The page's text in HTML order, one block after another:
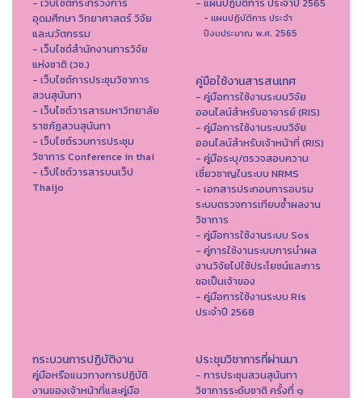
อุดมศึกษา วิทยาศาสตร์ วิจัย
และนวัตกรรม
- เว็บไซต์สำนักงานการวิจัย
แห่งชาติ (วช.)
- เว็บไซต์การประชุมวิชาการ
สวนสุนันทา
- เว็บไซต์วารสารมหาวิทยาลัย
ราชภัฏสวนสุนันทา
- เว็บไซต์รวมการประชุม
วิชาการ Conference in thai
- เว็ปไซต์วารสารบนเว็ป
Thaijo
- แผนปฏิบัติการ ประจำ
ปีงบประมาณ พ.ศ. 2565
คู่มือใช้งานสารสนเทศ
- คู่มือการใช้งานระบบวิจัย
ออนไลน์สำหรับอาจารย์ (RIS)
- คู่มือการใช้งานระบบวิจัย
ออนไลน์สำหรับเจ้าหน้าที่ (RIS)
- คู่มือระบุ/ตรวจสอบความ
เชี่ยวชาญในระบบ NRMS
- เอกสารประกอบการอบรม
ระบบตรวจการเทียบซ้ำผลงาน
วิชาการ
- คู่มือการใช้งานระบบ Sos
- คู่การใช้งานระบบการนำผล
งานวิจัยไปใช้ประโยชน์และการ
ขอเป็นเจ้าของ
- คู่มือการใช้งานระบบ Ris
ประจำปี 2568
กระบวนการปฏิบัติงาน
คู่มือหรือแนวทางการปฏิบัติ
งานของเจ้าหน้าที่และคู่มือ
ประชุมวิชาการที่ผ่านมา
- การประชุมสวนสุนันทา
วิชาการระดับชาติ ครั้งที่ ๑